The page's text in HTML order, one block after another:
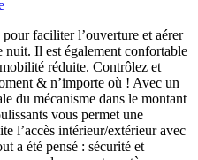
faciliter l’ouverture et aérer
nuit. Il est également confortable
réduite. Contrôlez et
& n’importe où ! Avec un
du mécanisme dans le montant
vous permet une
l’accès intérieur/extérieur avec
a été pensé : sécurité et